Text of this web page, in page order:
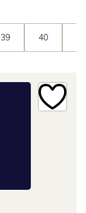
39 40